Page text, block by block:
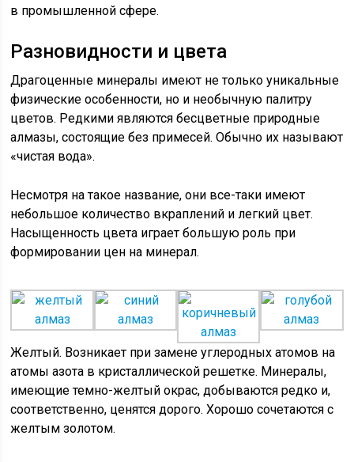
в промышленной сфере.
Разновидности и цвета
Драгоценные минералы имеют не только уникальные
физические особенности, но и необычную палитру
цветов. Редкими являются бесцветные природные
алмазы, состоящие без примесей. Обычно их называют
«чистая вода».
Несмотря на такое название, они все-таки имеют
небольшое количество вкраплений и легкий цвет.
Насыщенность цвета играет большую роль при
формировании цен на минерал.
Желтый. Возникает при замене углеродных атомов на
атомы азота в кристаллической решетке. Минералы,
имеющие темно-желтый окрас, добываются редко и,
соответственно, ценятся дорого. Хорошо сочетаются с
желтым золотом.